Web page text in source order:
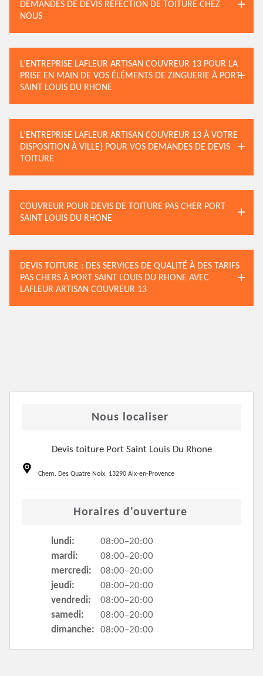
DEMANDES DE DEVIS RÉFECTION DE TOITURE CHEZ
NOUS
L’ENTREPRISE LAFLEUR ARTISAN COUVREUR 13 POUR LA
PRISE EN MAIN DE VOS ÉLÉMENTS DE ZINGUERIE À PORT
SAINT LOUIS DU RHONE
L’ENTREPRISE LAFLEUR ARTISAN COUVREUR 13 À VOTRE
DISPOSITION À VILLE} POUR VOS DEMANDES DE DEVIS
TOITURE
COUVREUR POUR DEVIS DE TOITURE PAS CHER PORT
SAINT LOUIS DU RHONE
DEVIS TOITURE : DES SERVICES DE QUALITÉ À DES TARIFS
PAS CHERS À PORT SAINT LOUIS DU RHONE AVEC
LAFLEUR ARTISAN COUVREUR 13
Nous localiser
Devis toiture Port Saint Louis Du Rhone
Chem. Des Quatre Noix, 13290 Aix-en-Provence
Horaires d'ouverture
lundi:
08:00–20:00
mardi:
08:00–20:00
mercredi:
08:00–20:00
jeudi:
08:00–20:00
vendredi:
08:00–20:00
samedi:
08:00–20:00
dimanche:
08:00–20:00